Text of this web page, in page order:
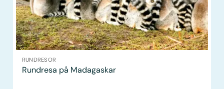
RUNDRESOR
Rundresa på Madagaskar